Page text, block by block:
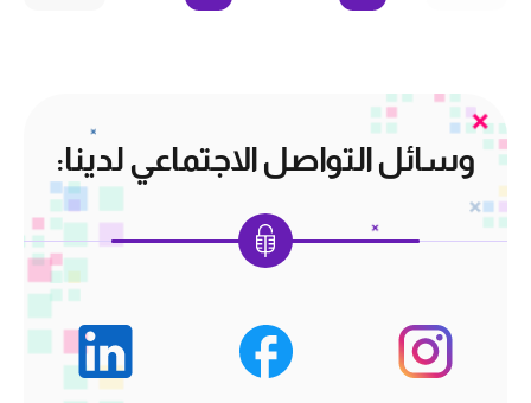
وسائل التواصل الاجتماعي لدينا: